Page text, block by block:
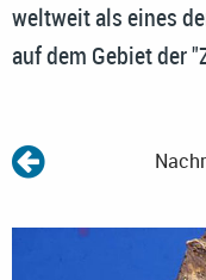
weltweit als eines
auf dem Gebiet der